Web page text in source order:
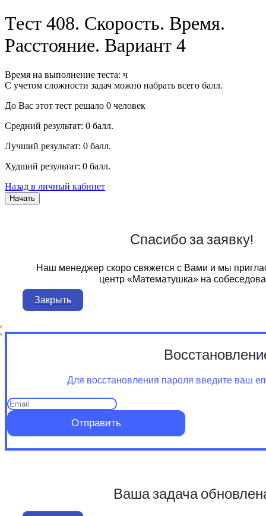
Тест 408. Скорость. Время.
Расстояние. Вариант 4
Время на выполнение теста: ч
С учетом сложности задач можно набрать всего балл.
До Вас этот тест решало 0 человек
Средний результат: 0 балл.
Лучший результат: 0 балл.
Худший результат: 0 балл.
Назад в личный кабинет
Начать
Спасибо за заявку!
Наш менеджер скоро свяжется с Вами и мы
центр «Математушка» на
Закрыть
Для восстановления пароля введите ваш
Отправить
Ваша задача